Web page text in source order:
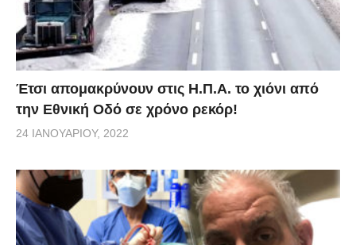
Έτσι απομακρύνουν στις Η.Π.Α. το χιόνι από
την Εθνική Οδό σε χρόνο ρεκόρ!
24 ΙΑΝΟΥΑΡΊΟΥ, 2022